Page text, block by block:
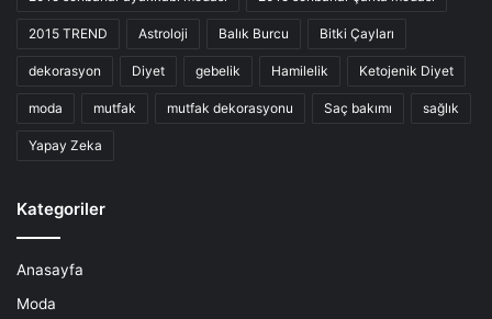
2015 TREND Astroloji Balık Burcu Bitki Çayları
dekorasyon Diyet gebelik Hamilelik Ketojenik Diyet
moda mutfak mutfak dekorasyonu Saç bakımı sağlık
Yapay Zeka
Kategoriler
Anasayfa
Moda